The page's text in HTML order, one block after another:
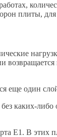
плиты,
один
каких-
Е1. В